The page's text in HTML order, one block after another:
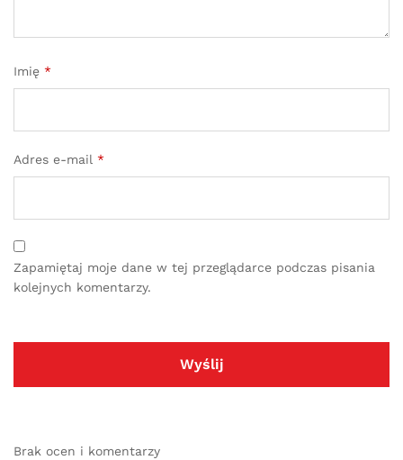
Imię *
Adres e-mail *
Zapamiętaj moje dane w tej przeglądarce podczas pisania
kolejnych komentarzy.
Brak ocen i komentarzy